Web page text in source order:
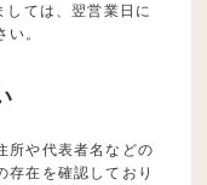
ては、翌営業日に
。
所や代表者名などの
存在を確認しており